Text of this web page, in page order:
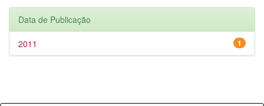
Data de Publicação
1
2011